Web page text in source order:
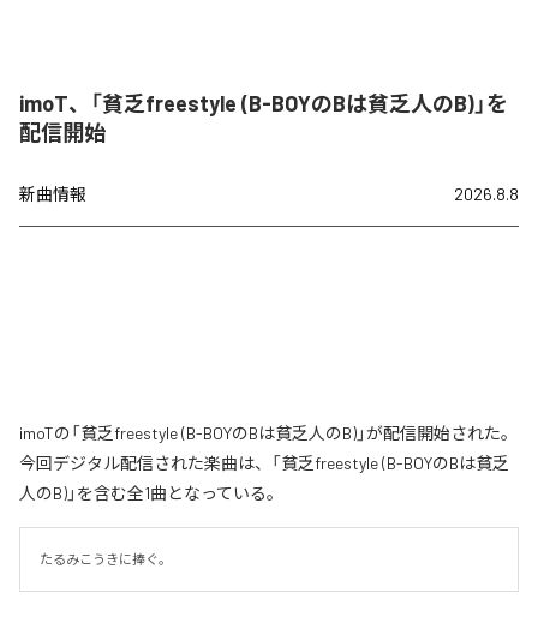
imoT、「貧乏freestyle (B-BOYのBは貧乏人のB)」を
配信開始
新曲情報 2026.8.8
imoTの「貧乏freestyle (B-BOYのBは貧乏人のB)」が配信開始された。
今回デジタル配信された楽曲は、「貧乏freestyle (B-BOYのBは貧乏
人のB)」を含む全1曲となっている。
たるみこうきに捧ぐ。